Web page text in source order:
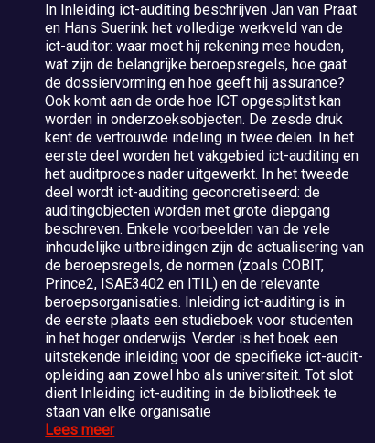
In Inleiding ict-auditing beschrijven Jan van Praat
en Hans Suerink het volledige werkveld van de
ict-auditor: waar moet hij rekening mee houden,
wat zijn de belangrijke beroepsregels, hoe gaat
de dossiervorming en hoe geeft hij assurance?
Ook komt aan de orde hoe ICT opgesplitst kan
worden in onderzoeksobjecten. De zesde druk
kent de vertrouwde indeling in twee delen. In het
eerste deel worden het vakgebied ict-auditing en
het auditproces nader uitgewerkt. In het tweede
deel wordt ict-auditing geconcretiseerd: de
auditingobjecten worden met grote diepgang
beschreven. Enkele voorbeelden van de vele
inhoudelijke uitbreidingen zijn de actualisering van
de beroepsregels, de normen (zoals COBIT,
Prince2, ISAE3402 en ITIL) en de relevante
beroepsorganisaties. Inleiding ict-auditing is in
de eerste plaats een studieboek voor studenten
in het hoger onderwijs. Verder is het boek een
uitstekende inleiding voor de specifieke ict-audit-
opleiding aan zowel hbo als universiteit. Tot slot
dient Inleiding ict-auditing in de bibliotheek te
staan van elke organisatie
Lees meer